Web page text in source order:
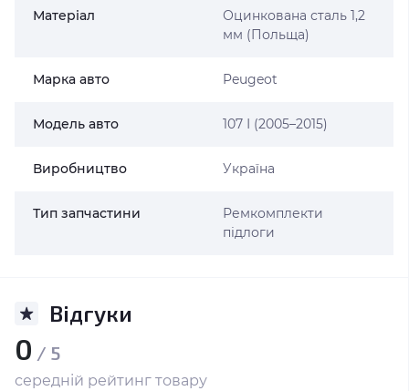
Матеріал
Оцинкована сталь 1,2
мм (Польща)
Марка авто Peugeot
Модель авто 107 І (2005–2015)
Виробництво Україна
Тип запчастини
Ремкомплекти
підлоги
Відгуки
0 / 5
середній рейтинг товару